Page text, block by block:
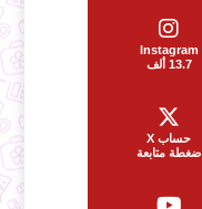
Instagram
13.7 ألف
حساب X
ضغطة متابعة